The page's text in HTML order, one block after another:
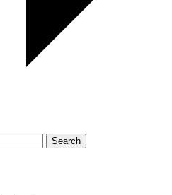
Search